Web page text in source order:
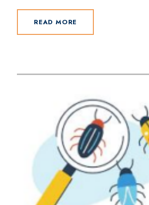
READ MORE